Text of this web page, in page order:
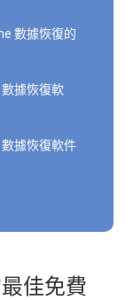
數據恢復的
據恢復軟
據恢復軟件
佳免費